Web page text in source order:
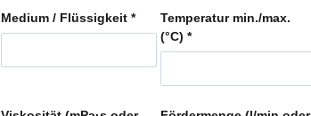
Medium / Flüssigkeit*
Temperatur min./max.
(°C) *